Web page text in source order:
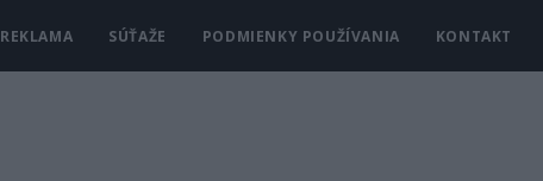
REKLAMA SÚŤAŽE PODMIENKY POUŽÍVANIA KONTAKT